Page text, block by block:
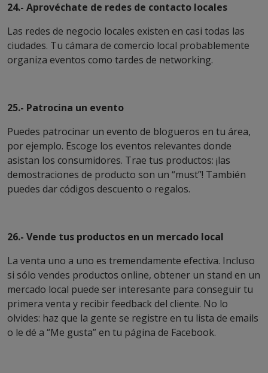
24.- Aprovéchate de redes de contacto locales
Las redes de negocio locales existen en casi todas las
ciudades. Tu cámara de comercio local probablemente
organiza eventos como tardes de networking.
25.- Patrocina un evento
Puedes patrocinar un evento de blogueros en tu área,
por ejemplo. Escoge los eventos relevantes donde
asistan los consumidores. Trae tus productos: ¡las
demostraciones de producto son un “must”! También
puedes dar códigos descuento o regalos.
26.- Vende tus productos en un mercado local
La venta uno a uno es tremendamente efectiva. Incluso
si sólo vendes productos online, obtener un stand en un
mercado local puede ser interesante para conseguir tu
primera venta y recibir feedback del cliente. No lo
olvides: haz que la gente se registre en tu lista de emails
o le dé a “Me gusta” en tu página de Facebook.